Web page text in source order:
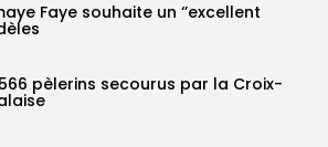
Faye souhaite un ‘’excellent
pèlerins secourus par la Croix-